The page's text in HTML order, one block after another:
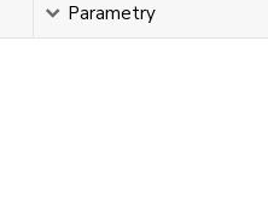
Parametry